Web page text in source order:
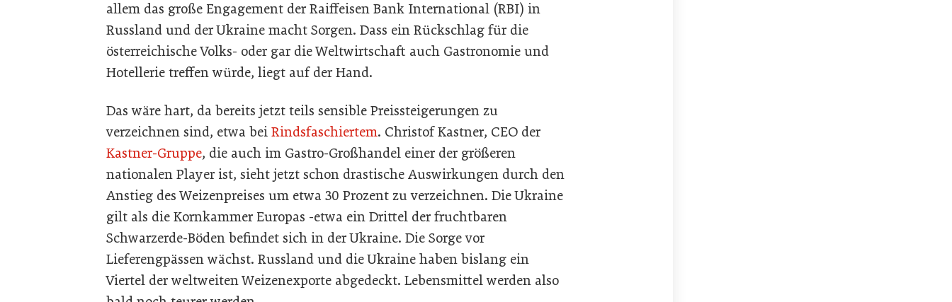
allem das große Engagement der Raiffeisen Bank International (RBI) in
Russland und der Ukraine macht Sorgen. Dass ein Rückschlag für die
österreichische Volks- oder gar die Weltwirtschaft auch Gastronomie und
Hotellerie treffen würde, liegt auf der Hand.
Das wäre hart, da bereits jetzt teils sensible Preissteigerungen zu
verzeichnen sind, etwa bei Rindsfaschiertem. Christof Kastner, CEO der
Kastner-Gruppe, die auch im Gastro-Großhandel einer der größeren
nationalen Player ist, sieht jetzt schon drastische Auswirkungen durch den
Anstieg des Weizenpreises um etwa 30 Prozent zu verzeichnen. Die Ukraine
gilt als die Kornkammer Europas -etwa ein Drittel der fruchtbaren
Schwarzerde-Böden befindet sich in der Ukraine. Die Sorge vor
Lieferengpässen wächst. Russland und die Ukraine haben bislang ein
Viertel der weltweiten Weizenexporte abgedeckt. Lebensmittel werden also